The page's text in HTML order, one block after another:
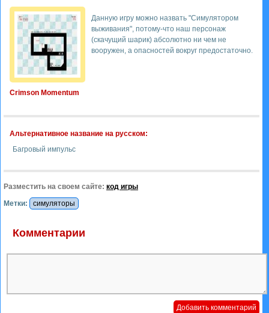
Crimson Momentum
Данную игру можно назвать "Симулятором
выживания", потому-что наш персонаж
(скачущий шарик) абсолютно ни чем не
вооружен, а опасностей вокруг предостаточно.
Альтернативное название на русском:
Багровый импульс
Разместить на своем сайте: код игры
Метки:
симуляторы
Комментарии